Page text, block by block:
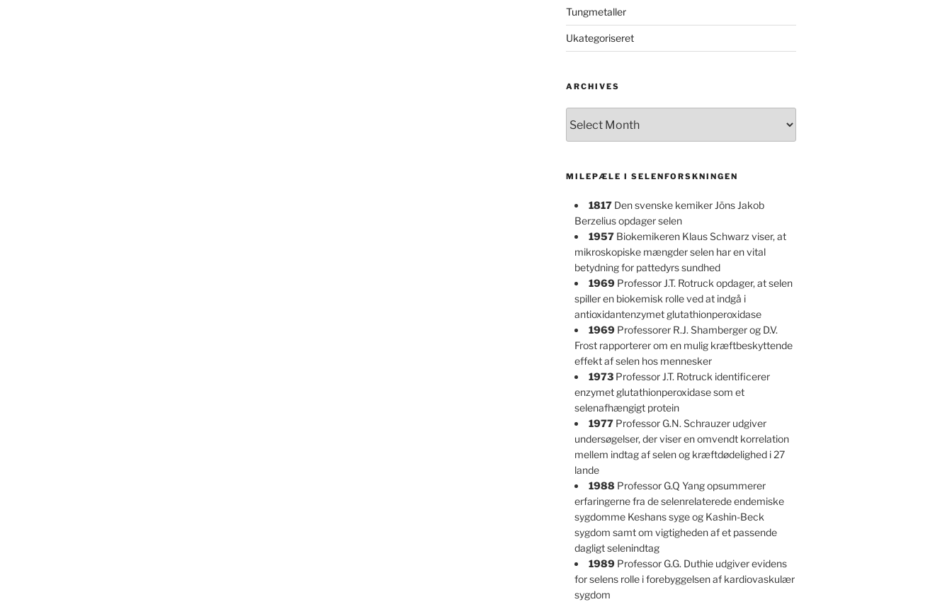
Tungmetaller
Ukategoriseret
ARCHIVES
MILEPÆLE I SELENFORSKNINGEN
1817Den svenske kemiker Jöns Jakob
Berzelius opdager selen
1957Biokemikeren Klaus Schwarz viser, at
mikroskopiske mængder selen har en vital
betydning for pattedyrs sundhed
1969Professor J.T. Rotruck opdager, at selen
spiller en biokemisk rolle ved at indgå i
antioxidantenzymet glutathionperoxidase
1969Professorer R.J. Shamberger og D.V.
Frost rapporterer om en mulig kræftbeskyttende
effekt af selen hos mennesker
1973Professor J.T. Rotruck identificerer
enzymet glutathionperoxidase som et
selenafhængigt protein
1977Professor G.N. Schrauzer udgiver
undersøgelser, der viser en omvendt korrelation
mellem indtag af selen og kræftdødelighed i 27
lande
1988 Professor G.Q Yang opsummerer
erfaringerne fra de selenrelaterede endemiske
sygdomme Keshans syge og Kashin-Beck
sygdom samt om vigtigheden af et passende
dagligt selenindtag
1989Professor G.G. Duthie udgiver evidens
for selens rolle i forebyggelsen af kardiovaskulær
sygdom